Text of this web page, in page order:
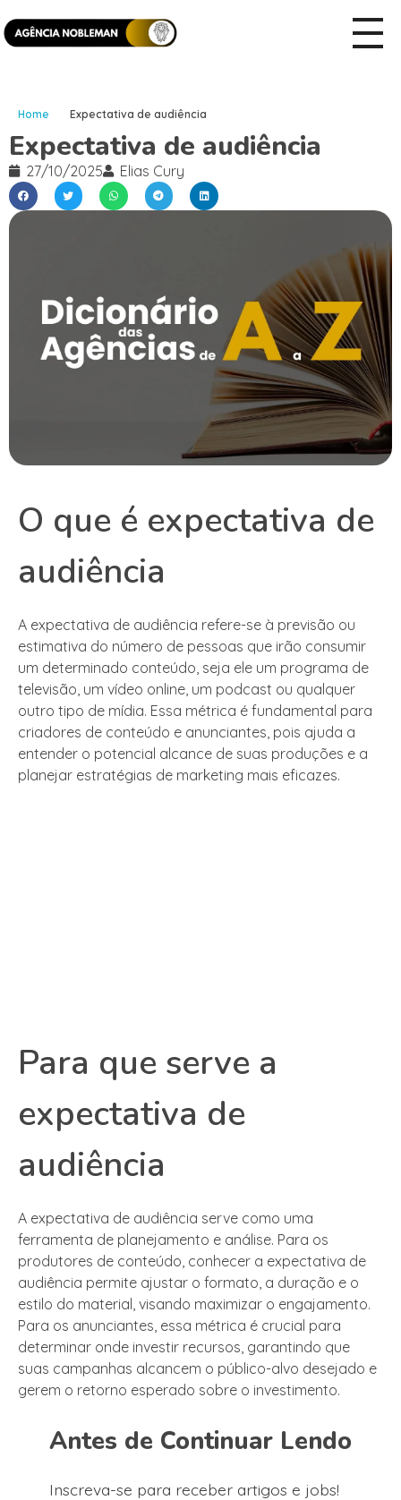
Home Expectativa de audiência
Expectativa de audiência
27/10/2025 Elias Cury
O que é expectativa de
audiência
A expectativa de audiência refere-se à previsão ou
estimativa do número de pessoas que irão consumir
um determinado conteúdo, seja ele um programa de
televisão, um vídeo online, um podcast ou qualquer
outro tipo de mídia. Essa métrica é fundamental para
criadores de conteúdo e anunciantes, pois ajuda a
entender o potencial alcance de suas produções e a
planejar estratégias de marketing mais eficazes.
Para que serve a
expectativa de
audiência
A expectativa de audiência serve como uma
ferramenta de planejamento e análise. Para os
produtores de conteúdo, conhecer a expectativa de
audiência permite ajustar o formato, a duração e o
estilo do material, visando maximizar o engajamento.
Para os anunciantes, essa métrica é crucial para
determinar onde investir recursos, garantindo que
suas campanhas alcancem o público-alvo desejado e
gerem o retorno esperado sobre o investimento.
Antes de Continuar Lendo
Inscreva-se para receber artigos e jobs!